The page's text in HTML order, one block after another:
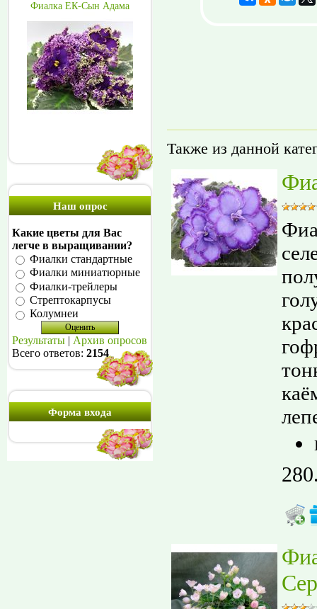
Фиалка ЕК-Сын Адама
Наш опрос
Какие цветы для Вас
легче в выращивании?
Фиалки стандартные
Фиалки миниатюрные
Фиалки-трейлеры
Стрептокарпусы
Колумнеи
Результаты
Архив опросов
Всего ответов: 2154
Форма входа
Также из данной